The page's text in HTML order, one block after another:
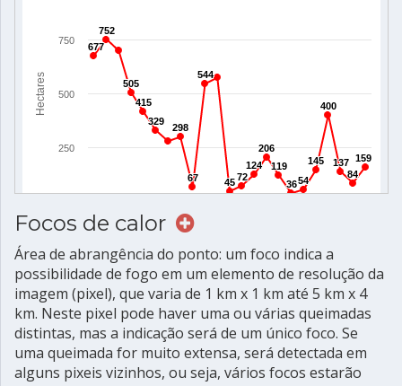
Focos de calor
Área de abrangência do ponto: um foco indica a
possibilidade de fogo em um elemento de resolução da
imagem (pixel), que varia de 1 km x 1 km até 5 km x 4
km. Neste pixel pode haver uma ou várias queimadas
distintas, mas a indicação será de um único foco. Se
uma queimada for muito extensa, será detectada em
alguns pixeis vizinhos, ou seja, vários focos estarão